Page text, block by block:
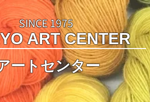
SINCE 1975
ART CENTER
ートセンター